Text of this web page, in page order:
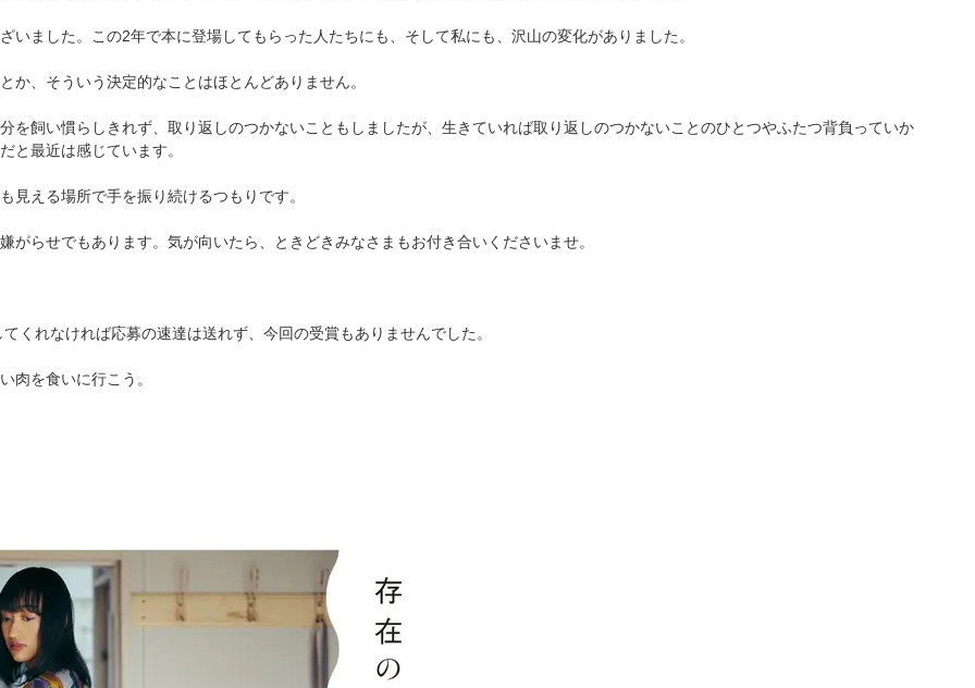
いました。この2年で本に登場してもらった人たちにも、そして私にも、沢山の変化がありました。
か、そういう決定的なことはほとんどありません。
を飼い慣らしきれず、取り返しのつかないこともしましたが、生きていれば取り返しのつかないことのひとつやふたつ背負っていか
と最近は感じています。
見える場所で手を振り続けるつもりです。
がらせでもあります。気が向いたら、ときどきみなさまもお付き合いくださいませ。
くれなければ応募の速達は送れず、今回の受賞もありませんでした。
肉を食いに行こう。